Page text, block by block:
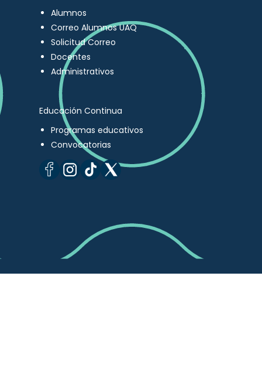
Alumnos
Correo Alumnos UAQ
Solicitud Correo
Docentes
Administrativos
Educación Continua
Programas educativos
Convocatorias